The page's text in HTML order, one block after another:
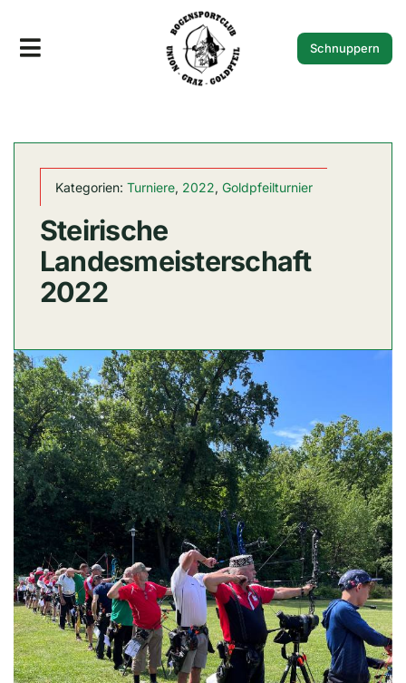
Inhalt
Toggle
Goldpfeilturnier
Fotos
Termine
News
Schnuppern
Kategorien: Turniere, 2022, Goldpfeilturnier
Steirische
Landesmeisterschaft
2022